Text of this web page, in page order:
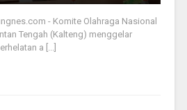
- Komite Olahraga Nasional
Tengah (Kalteng) menggelar
a [...]